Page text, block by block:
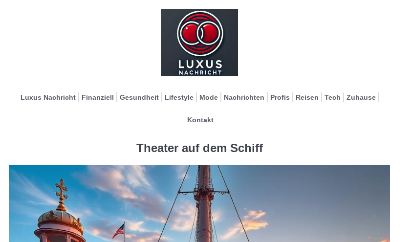
Luxus Nachricht Finanziell Gesundheit Lifestyle Mode Nachrichten Profis Reisen Tech Zuhause
Kontakt
Theater auf dem Schiff